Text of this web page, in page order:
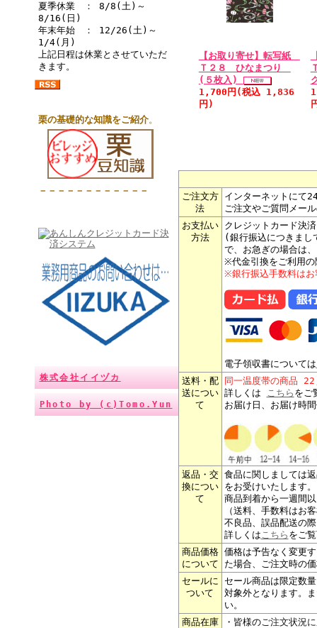
夏季休業 ： 8/8(土)～
8/16(日)
年末年始 ： 12/26(土)～
1/4(月)
上記日程は休業とさせていただ
きます。
栗の基礎的な知識をご紹介。
－－－－－－－－－－－－
株式会社イイヅカ
Photo by (c)Tomo.Yun
【お取り寄せ】転写紙
Ｔ２８ ひなまつり
(５枚入)
1,700円(税込 1,836
円)
ご注文方
法
インターネットにて
ご注文やご質問メー
お支払い
方法
クレジットカード決
(銀行振込につきまし
で、お急ぎの場合は
※代金引換をご利用の
※銀行振込手数料はお
電子領収書については
送料・配
送につい
て
同一温度帯の商品
詳しくは こちら をご
お届け日、お届け時
返品・交
換につい
て
食品に関しましては
をお受けいたします。
商品到着から一週間
（送料、手数料はお
不良品、誤品配送の
詳しくはこちら をご
商品価格
について
価格は予告なく変更
た場合、ご注文時の
セールに
ついて
セール商品は限定数
対象外となります。
い。
商品在庫
・皆様のご注文状況